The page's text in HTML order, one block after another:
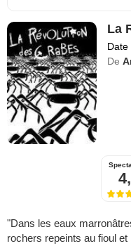
La
Date
De
"Dans les eaux
rochers repeints au fioul